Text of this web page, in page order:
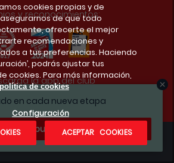
en cada nueva etapa
¿Te apuntas?
y reconocimientos:
la app del club
cookies propias y de
de que todo
ofrecerte el mejor
recomendaciones y
a tus preferencias. Haciendo
podrás ajustar tus
cookies. Para más información,
de cookies
Configuración
ACEPTAR COOKIES